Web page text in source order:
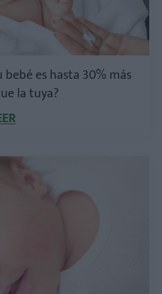
es hasta 30% más
la tuya?